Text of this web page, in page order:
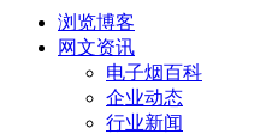
浏览博客
网文资讯
电子烟百科
企业动态
行业新闻